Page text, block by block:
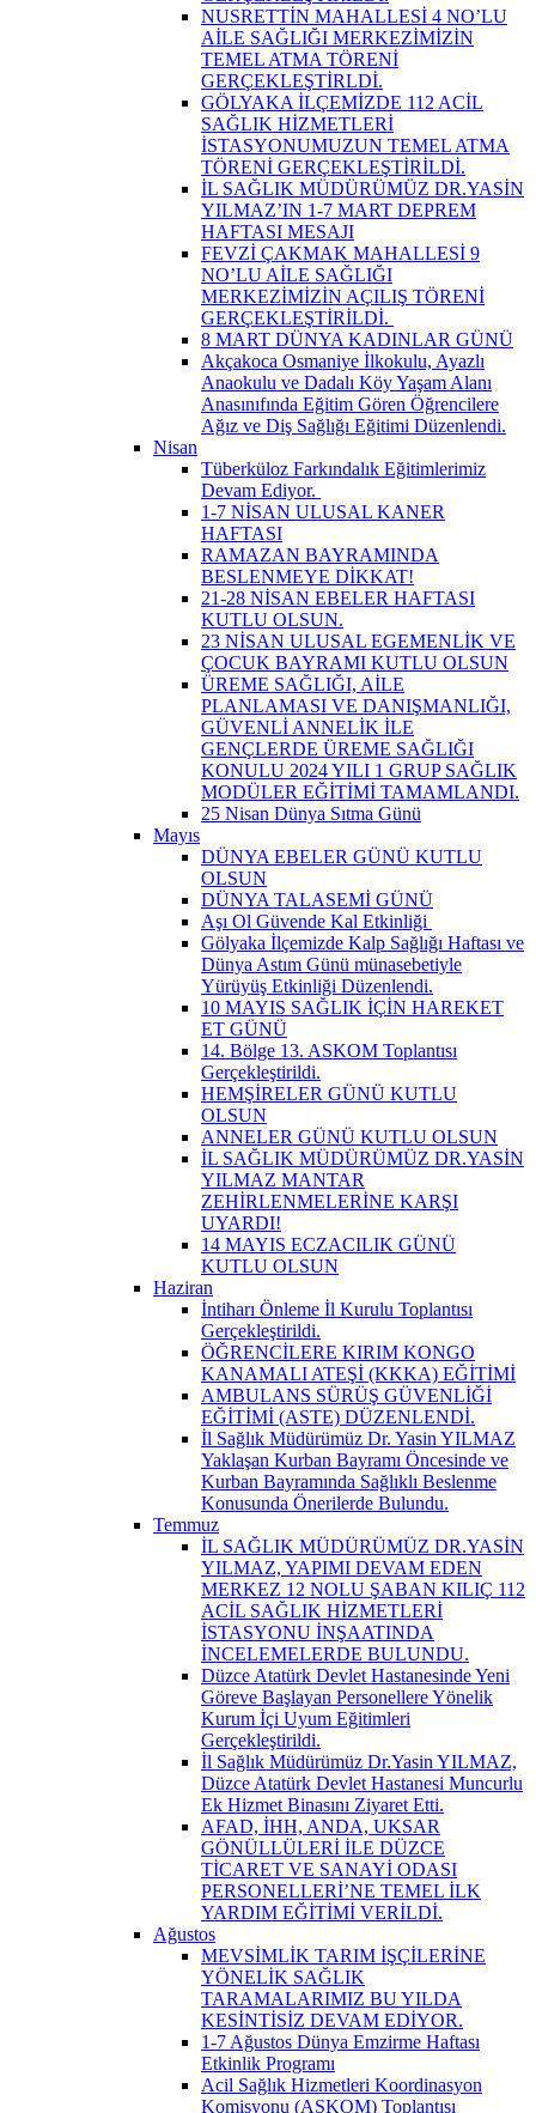
NUSRETTİN MAHALLESİ 4 NO’LU
AİLE SAĞLIĞI MERKEZİMİZİN
TEMEL ATMA TÖRENİ
GERÇEKLEŞTİRLDİ.
GÖLYAKA İLÇEMİZDE 112 ACİL
SAĞLIK HİZMETLERİ
İSTASYONUMUZUN TEMEL ATMA
TÖRENİ GERÇEKLEŞTİRİLDİ.
İL SAĞLIK MÜDÜRÜMÜZ DR.YASİN
YILMAZ’IN 1-7 MART DEPREM
HAFTASI MESAJI
FEVZİ ÇAKMAK MAHALLESİ 9
NO’LU AİLE SAĞLIĞI
MERKEZİMİZİN AÇILIŞ TÖRENİ
GERÇEKLEŞTİRİLDİ. ​
8 MART DÜNYA KADINLAR GÜNÜ
Akçakoca Osmaniye İlkokulu, Ayazlı
Anaokulu ve Dadalı Köy Yaşam Alanı
Anasınıfında Eğitim Gören Öğrencilere
Ağız ve Diş Sağlığı Eğitimi Düzenlendi.
Nisan
Tüberküloz Farkındalık Eğitimlerimiz
Devam Ediyor. ​
1-7 NİSAN ULUSAL KANER
HAFTASI
RAMAZAN BAYRAMINDA
BESLENMEYE DİKKAT!
21-28 NİSAN EBELER HAFTASI
KUTLU OLSUN.
23 NİSAN ULUSAL EGEMENLİK VE
ÇOCUK BAYRAMI KUTLU OLSUN
ÜREME SAĞLIĞI, AİLE
PLANLAMASI VE DANIŞMANLIĞI,
GÜVENLİ ANNELİK İLE
GENÇLERDE ÜREME SAĞLIĞI
KONULU 2024 YILI 1 GRUP SAĞLIK
MODÜLER EĞİTİMİ TAMAMLANDI.
25 Nisan Dünya Sıtma Günü
Mayıs
DÜNYA EBELER GÜNÜ KUTLU
OLSUN
DÜNYA TALASEMİ GÜNÜ
Aşı Ol Güvende Kal Etkinliği ​
Gölyaka İlçemizde Kalp Sağlığı Haftası ve
Dünya Astım Günü münasebetiyle
Yürüyüş Etkinliği Düzenlendi.
10 MAYIS SAĞLIK İÇİN HAREKET
ET GÜNÜ
14. Bölge 13. ASKOM Toplantısı
Gerçekleştirildi.
HEMŞİRELER GÜNÜ KUTLU
OLSUN
ANNELER GÜNÜ KUTLU OLSUN
İL SAĞLIK MÜDÜRÜMÜZ DR.YASİN
YILMAZ MANTAR
ZEHİRLENMELERİNE KARŞI
UYARDI!
14 MAYIS ECZACILIK GÜNÜ
KUTLU OLSUN
Haziran
İntiharı Önleme İl Kurulu Toplantısı
Gerçekleştirildi.
ÖĞRENCİLERE KIRIM KONGO
KANAMALI ATEŞİ (KKKA) EĞİTİMİ
AMBULANS SÜRÜŞ GÜVENLİĞİ
EĞİTİMİ (ASTE) DÜZENLENDİ.
İl Sağlık Müdürümüz Dr. Yasin YILMAZ
Yaklaşan Kurban Bayramı Öncesinde ve
Kurban Bayramında Sağlıklı Beslenme
Konusunda Önerilerde Bulundu.
Temmuz
İL SAĞLIK MÜDÜRÜMÜZ DR.YASİN
YILMAZ, YAPIMI DEVAM EDEN
MERKEZ 12 NOLU ŞABAN KILIÇ 112
ACİL SAĞLIK HİZMETLERİ
İSTASYONU İNŞAATINDA
İNCELEMELERDE BULUNDU.
Düzce Atatürk Devlet Hastanesinde Yeni
Göreve Başlayan Personellere Yönelik
Kurum İçi Uyum Eğitimleri
Gerçekleştirildi.
İl Sağlık Müdürümüz Dr.Yasin YILMAZ,
Düzce Atatürk Devlet Hastanesi Muncurlu
Ek Hizmet Binasını Ziyaret Etti.
AFAD, İHH, ANDA, UKSAR
GÖNÜLLÜLERİ İLE DÜZCE
TİCARET VE SANAYİ ODASI
PERSONELLERİ’NE TEMEL İLK
YARDIM EĞİTİMİ VERİLDİ.
Ağustos
MEVSİMLİK TARIM İŞÇİLERİNE
YÖNELİK SAĞLIK
TARAMALARIMIZ BU YILDA
KESİNTİSİZ DEVAM EDİYOR.
1-7 Ağustos Dünya Emzirme Haftası
Etkinlik Programı
Acil Sağlık Hizmetleri Koordinasyon
Komisyonu (ASKOM) Toplantısı